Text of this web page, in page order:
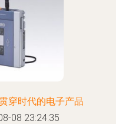
穿时代的电子产品
08 23:24:35